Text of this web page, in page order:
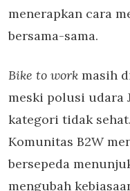
menerapkan cara
bersama-sama.
Bike to work masih
meski polusi udara
kategori tidak
Komunitas B2W
bersepeda
mengubah